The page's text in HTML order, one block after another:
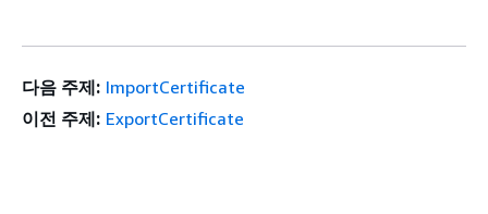
다음 주제: ImportCertificate
이전 주제: ExportCertificate